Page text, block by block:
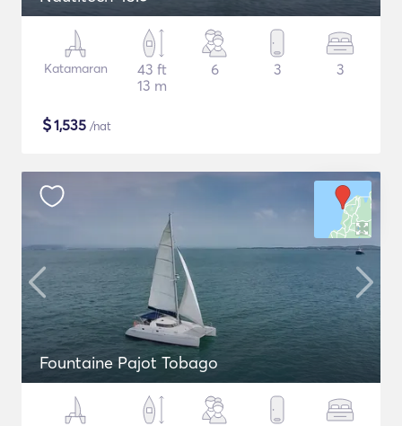
Katamaran
43 ft
13 m
6 3 3
$1,535 /nat
Fountaine Pajot Tobago